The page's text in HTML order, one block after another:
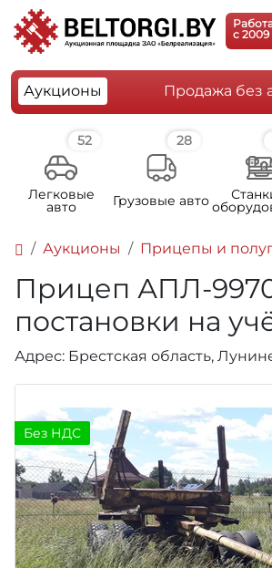
c 2009
Аукционы Продажа без
52
Легковые
авто
28
Грузовые авто
Аукционы Прицепы и
Прицеп АПЛ-
постановки на
Адрес: Брестская область,
Без НДС